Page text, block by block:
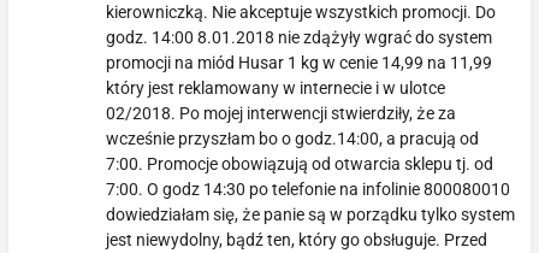
kierowniczką. Nie akceptuje wszystkich promocji. Do
godz. 14:00 8.01.2018 nie zdążyły wgrać do system
promocji na miód Husar 1 kg w cenie 14,99 na 11,99
który jest reklamowany w internecie i w ulotce
02/2018. Po mojej interwencji stwierdziły, że za
wcześnie przyszłam bo o godz.14:00, a pracują od
7:00. Promocje obowiązują od otwarcia sklepu tj. od
7:00. O godz 14:30 po telefonie na infolinie 800080010
dowiedziałam się, że panie są w porządku tylko system
jest niewydolny, bądź ten, który go obsługuje. Przed